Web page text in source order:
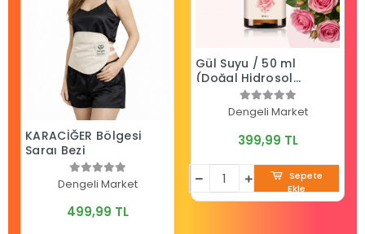
KARACİĞER Bölgesi
Sargı Bezi
Dengeli Market
499,99 TL
Gül Suyu / 50 ml
(Doğal Hidrosol
Gül Yağlı)
Dengeli Market
399,99 TL
Sepete
Ekle